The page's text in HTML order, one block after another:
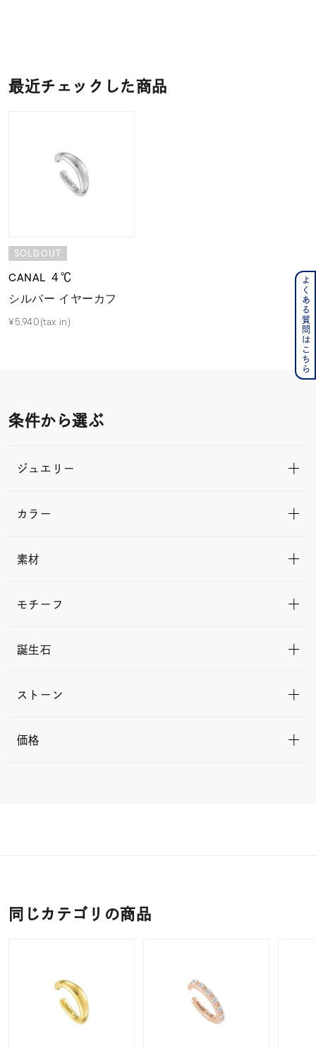
最近チェックした商品
SOLDOUT
CANAL ４℃
シルバー イヤーカフ
¥5,940(tax in)
条件から選ぶ
ジュエリー
カラー
素材
モチーフ
誕生石
ストーン
価格
同じカテゴリの商品
よくある質問はこちら